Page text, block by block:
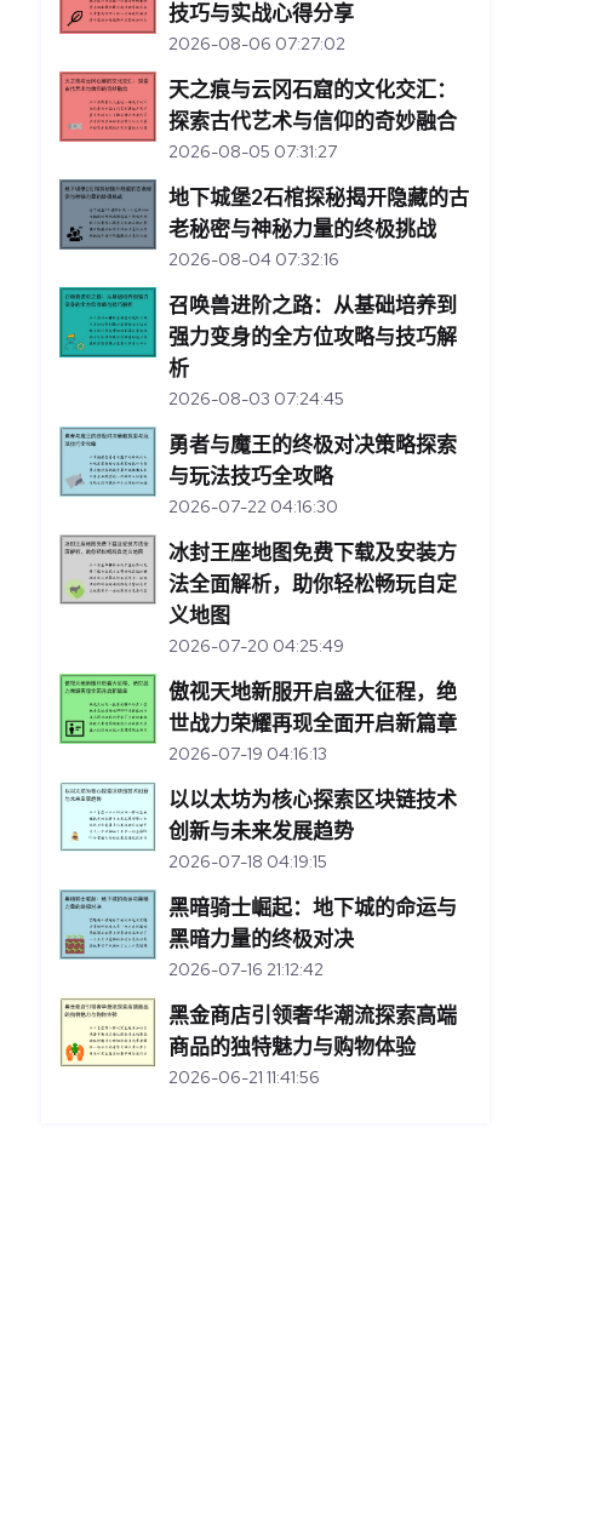
技巧与实战心得分享
2026-08-06 07:27:02
天之痕与云冈石窟的文化交汇：
探索古代艺术与信仰的奇妙融合
2026-08-05 07:31:27
地下城堡2石棺探秘揭开隐藏的古
老秘密与神秘力量的终极挑战
2026-08-04 07:32:16
召唤兽进阶之路：从基础培养到
强力变身的全方位攻略与技巧解
析
2026-08-03 07:24:45
勇者与魔王的终极对决策略探索
与玩法技巧全攻略
2026-07-22 04:16:30
冰封王座地图免费下载及安装方
法全面解析，助你轻松畅玩自定
义地图
2026-07-20 04:25:49
傲视天地新服开启盛大征程，绝
世战力荣耀再现全面开启新篇章
2026-07-19 04:16:13
以以太坊为核心探索区块链技术
创新与未来发展趋势
2026-07-18 04:19:15
黑暗骑士崛起：地下城的命运与
黑暗力量的终极对决
2026-07-16 21:12:42
黑金商店引领奢华潮流探索高端
商品的独特魅力与购物体验
2026-06-21 11:41:56